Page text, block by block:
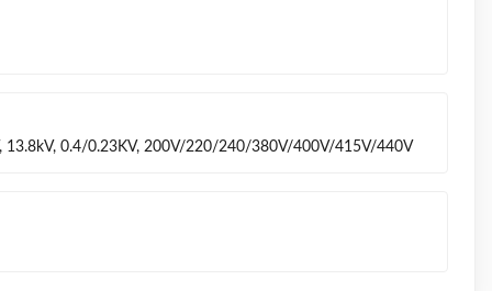
13.8kV, 0.4/0.23KV, 200V/220/240/380V/400V/415V/440V